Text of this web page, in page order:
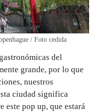
/ Foto cedida
del
grande, por lo que
nuestros
ciudad significa
este pop up, que estará